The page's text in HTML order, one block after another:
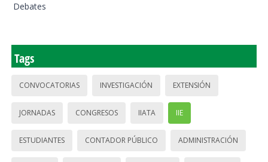
Debates
Tags
CONVOCATORIAS INVESTIGACIÓN EXTENSIÓN
JORNADAS CONGRESOS IIATA IIE
ESTUDIANTES CONTADOR PÚBLICO ADMINISTRACIÓN